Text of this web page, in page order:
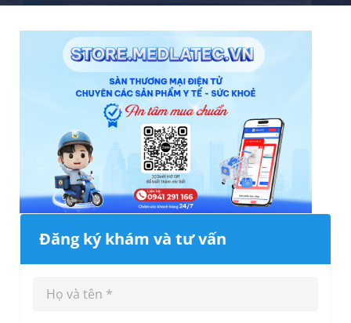
Đăng ký khám và tư vấn